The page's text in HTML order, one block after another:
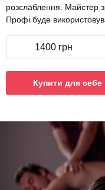
розслаблення. Майстер
Профі буде
1400 грн
Купити для себе